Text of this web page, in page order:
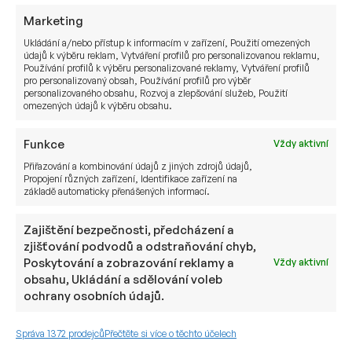
Marketing
Ukládání a/nebo přístup k informacím v zařízení, Použití omezených
údajů k výběru reklam, Vytváření profilů pro personalizovanou reklamu,
Používání profilů k výběru personalizované reklamy, Vytváření profilů
pro personalizovaný obsah, Používání profilů pro výběr
personalizovaného obsahu, Rozvoj a zlepšování služeb, Použití
omezených údajů k výběru obsahu.
Funkce
Vždy aktivní
Přiřazování a kombinování údajů z jiných zdrojů údajů,
Propojení různých zařízení, Identifikace zařízení na
základě automaticky přenášených informací.
Zajištění bezpečnosti, předcházení a
zjišťování podvodů a odstraňování chyb,
Poskytování a zobrazování reklamy a
obsahu, Ukládání a sdělování voleb
ochrany osobních údajů.
Vždy aktivní
Správa 1372 prodejcůPřečtěte si více o těchto účelech
v řadě ekonomik ustoupila z extrémních
úrovní minulých let, ale není definitivně
poražená. Geopolitika se přes ropu…
Pavel Černík 9. 7. 2026
TISKOVÉ ZPRÁVY